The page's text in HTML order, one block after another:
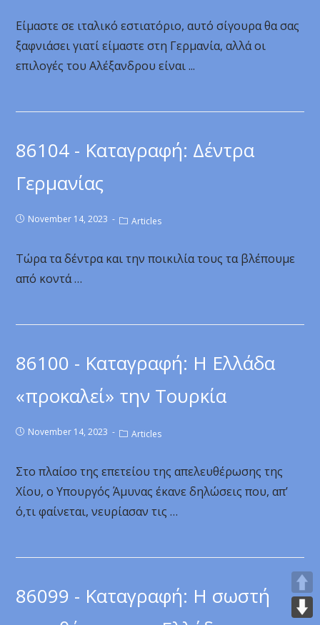
Είμαστε σε ιταλικό εστιατόριο, αυτό σίγουρα θα σας
ξαφνιάσει γιατί είμαστε στη Γερμανία, αλλά οι
επιλογές του Αλέξανδρου είναι ...
86104 - Καταγραφή: Δέντρα
Γερμανίας
November 14, 2023 Articles
Τώρα τα δέντρα και την ποικιλία τους τα βλέπουμε
από κοντά …
86100 - Καταγραφή: Η Ελλάδα
«προκαλεί» την Τουρκία
November 14, 2023 Articles
Στο πλαίσο της επετείου της απελευθέρωσης της
Χίου, ο Υπουργός Άμυνας έκανε δηλώσεις που, απ’
ό,τι φαίνεται, νευρίασαν τις …
86099 - Καταγραφή: Η σωστή